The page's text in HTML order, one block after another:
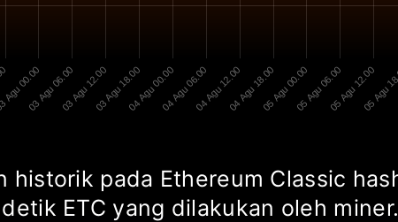
00.00
03 Agu 06.0003 Agu 12.0003 Agu 18.0004 Agu 00.0004 Agu 06.0004 Agu 12.0004 Agu 18.0005 Agu 00.0005 Agu 06.0005 Agu 12.00
05 Agu
historik pada Ethereum Classic
ETC yang dilakukan oleh miner.